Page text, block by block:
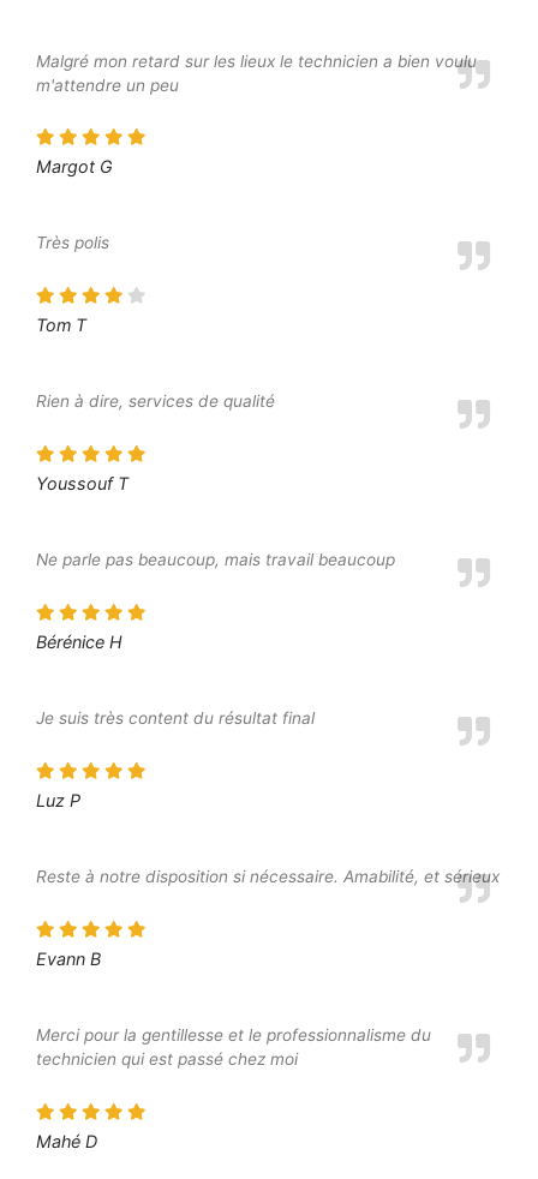
Malgré mon retard sur les lieux le technicien a bien voulu
m'attendre un peu
Margot G
Très polis
Tom T
Rien à dire, services de qualité
Youssouf T
Ne parle pas beaucoup, mais travail beaucoup
Bérénice H
Je suis très content du résultat final
Luz P
Reste à notre disposition si nécessaire. Amabilité, et sérieux
Evann B
Merci pour la gentillesse et le professionnalisme du
technicien qui est passé chez moi
Mahé D